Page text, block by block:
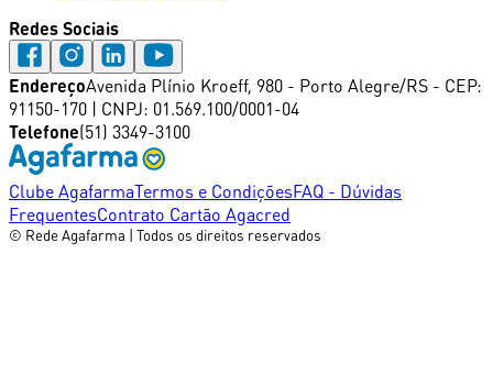
Redes Sociais
EndereçoAvenida Plínio Kroeff, 980 - Porto Alegre/RS - CEP:
91150-170 | CNPJ: 01.569.100/0001-04
Telefone(51) 3349-3100
Clube AgafarmaTermos e CondiçõesFAQ - Dúvidas
FrequentesContrato Cartão Agacred
© Rede Agafarma | Todos os direitos reservados